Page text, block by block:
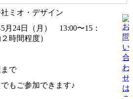
ミオ・デザイン
5月24日（月） 13:00〜15：
時間程度）
まで
もご参加できます♪